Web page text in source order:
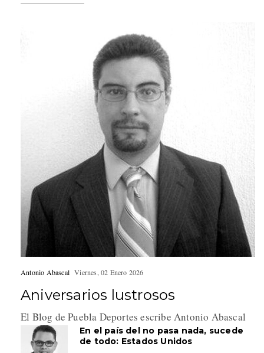
Antonio Abascal Viernes, 02 Enero 2026
Aniversarios lustrosos
El Blog de Puebla Deportes escribe Antonio Abascal
En el país del no pasa nada, sucede
de todo: Estados Unidos